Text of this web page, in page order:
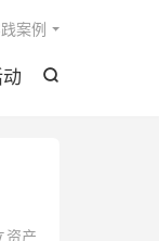

案例
资产